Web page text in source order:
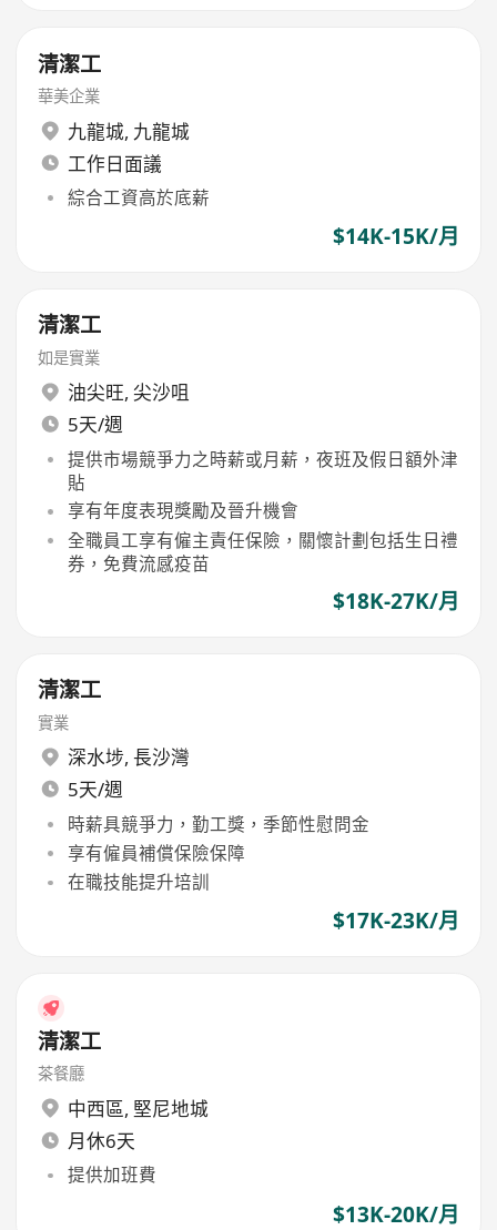
清潔工
華美企業
九龍城, 九龍城
工作日面議
綜合工資高於底薪
$14K-15K/月
清潔工
如是實業
油尖旺, 尖沙咀
5天/週
提供市場競爭力之時薪或月薪，夜班及假日額外津
貼
享有年度表現獎勵及晉升機會
全職員工享有僱主責任保險，關懷計劃包括生日禮
券，免費流感疫苗
$18K-27K/月
清潔工
實業
深水埗, 長沙灣
5天/週
時薪具競爭力，勤工獎，季節性慰問金
享有僱員補償保險保障
在職技能提升培訓
$17K-23K/月
清潔工
茶餐廳
中西區, 堅尼地城
月休6天
提供加班費
$13K-20K/月